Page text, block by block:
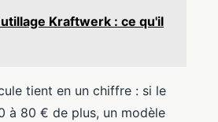
Kraftwerk : ce qu'il
tient en un chiffre : si le
à 80 € de plus, un modèle